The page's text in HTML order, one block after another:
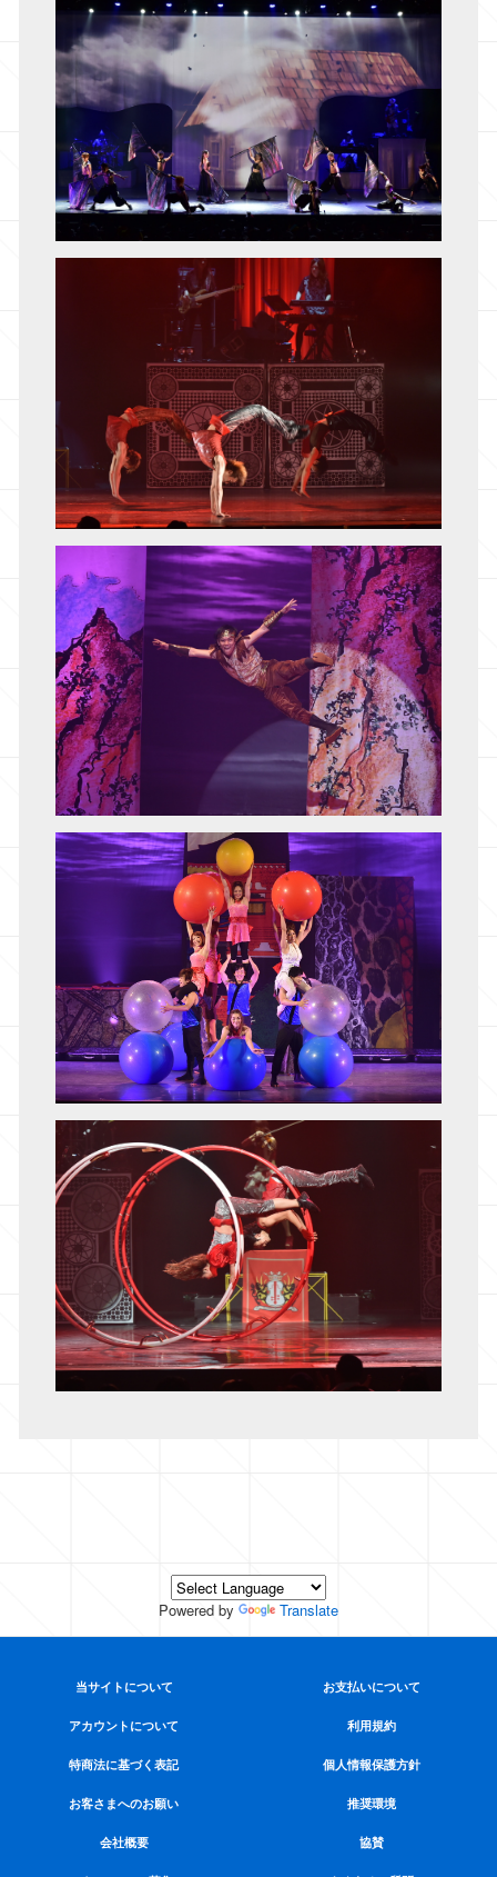
Powered by Translate
当サイトについて お支払いについて
アカウントについて 利用規約
特商法に基づく表記 個人情報保護方針
お客さまへのお願い 推奨環境
会社概要 協賛